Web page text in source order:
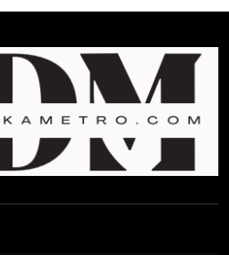
ব্যবস্থা নিবে সরকার : প্রধানমন্ত্রীর
বাংলাদেশে বিনিয়োগ ও দক্ষ শ্রমিক
নিতে আগ্রহী সৌদি আরব
ব্রাজিলের ফুটবলারকে গুলি করে